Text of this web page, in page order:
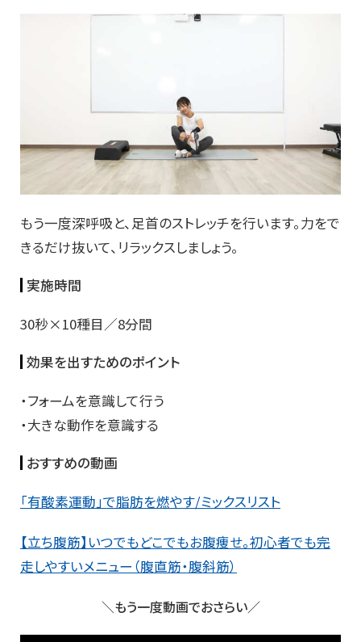
もう一度深呼吸と、足首のストレッチを行います。力をで
きるだけ抜いて、リラックスしましょう。
実施時間
30秒×10種目／8分間
効果を出すためのポイント
・フォームを意識して行う
・大きな動作を意識する
おすすめの動画
「有酸素運動」で脂肪を燃やす/ミックスリスト
【立ち腹筋】いつでもどこでもお腹痩せ。初心者でも完
走しやすいメニュー（腹直筋・腹斜筋）
＼もう一度動画でおさらい／